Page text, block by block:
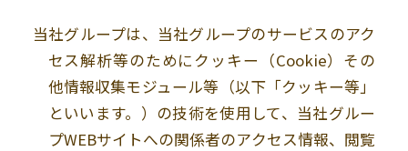
当社グループは、当社グループのサービスのアク
セス解析等のためにクッキー（Cookie）その
他情報収集モジュール等（以下「クッキー等」
といいます。）の技術を使用して、当社グルー
プWEBサイトへの関係者のアクセス情報、閲覧